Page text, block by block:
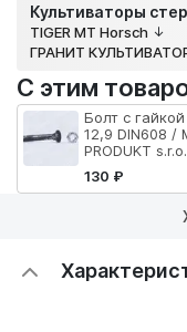
Культиваторы
TIGER MT Horsch
ГРАНИТ
С этим
Болт с
12,9 DIN608 /
PRODUKT s.r.o.
130 ₽